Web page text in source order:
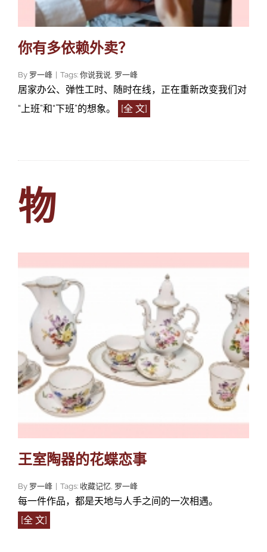
你有多依赖外卖？
By 罗一峰 Tags: 你说我说, 罗一峰
居家办公、弹性工时、随时在线，正在重新改变我们对
“上班”和“下班”的想象。
[全 文]
物
王室陶器的花蝶恋事
By 罗一峰 | Tags: 收藏记忆, 罗一峰
每一件作品，都是天地与人手之间的一次相遇。
[全 文]